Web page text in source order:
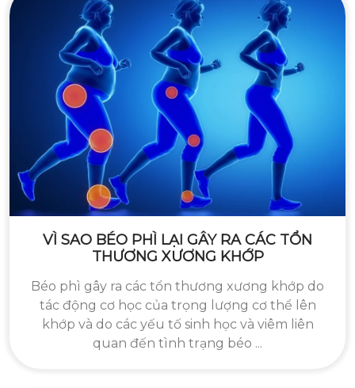
VÌ SAO BÉO PHÌ LẠI GÂY RA CÁC TỔN
THƯƠNG XƯƠNG KHỚP
Béo phì gây ra các tổn thương xương khớp do
tác động cơ học của trọng lượng cơ thể lên
khớp và do các yếu tố sinh học và viêm liên
quan đến tình trạng béo ...